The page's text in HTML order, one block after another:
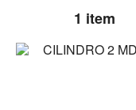
1 item